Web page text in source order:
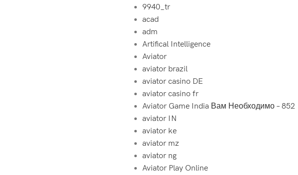
9940_tr
acad
adm
Artifical Intelligence
Aviator
aviator brazil
aviator casino DE
aviator casino fr
Aviator Game India Вам Необходимо – 852
aviator IN
aviator ke
aviator mz
aviator ng
Aviator Play Online